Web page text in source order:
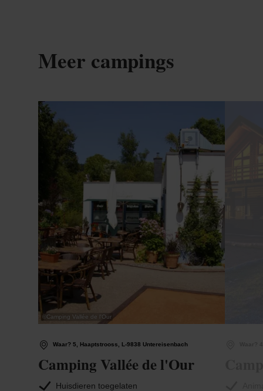
Meer campings
© Camping Vallée de l'Our
Waar? 5, Haaptstrooss, L-9838 Untereisenbach
Camping Vallée de l'Our
Huisdieren toegelaten